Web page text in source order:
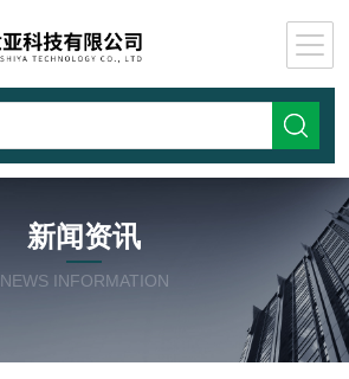
新闻资讯
NEWS INFORMATION